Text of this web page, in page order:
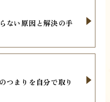
ない原因と解決の手
つまりを自分で取り